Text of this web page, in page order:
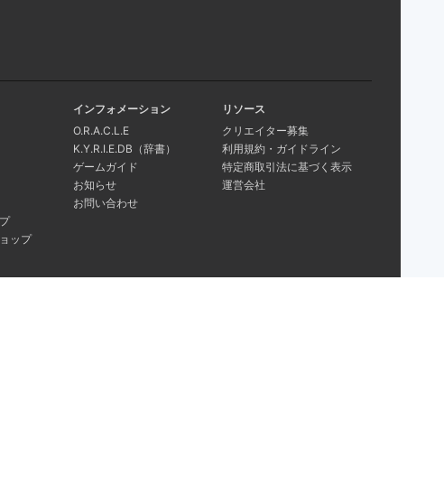
ップ
インフォメーション
O.R.A.C.L.E
K.Y.R.I.E.DB（辞書）
ゲームガイド
お知らせ
お問い合わせ
リソース
クリエイター募集
利用規約・ガイドライン
特定商取引法に基づく表示
運営会社